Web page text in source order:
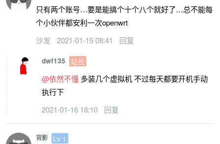
只有两个账号…要是能搞个十个八个就好了…总不能每
个小伙伴都安利一次openwrt
沙发
2021-01-15 08:41 回复
dwf135
站长
@依然不懂 多装几个虚拟机 不过每天都要开机手动
执行下
2021-01-16 18:10
回复
背影
Lv 1